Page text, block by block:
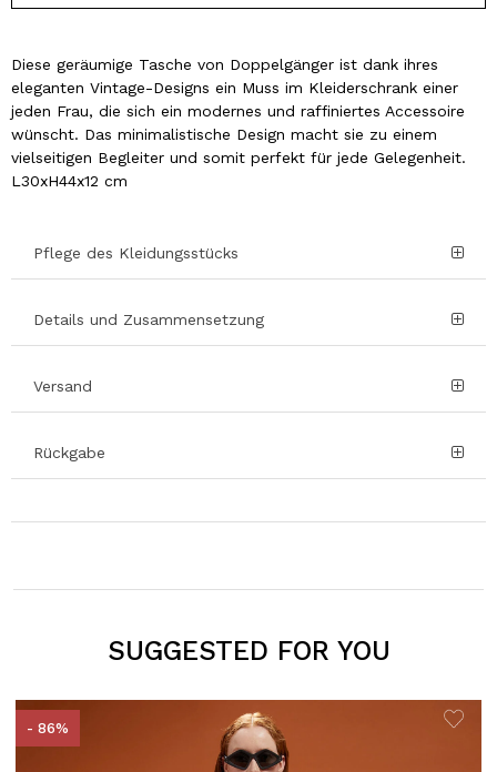
Diese geräumige Tasche von Doppelgänger ist dank ihres
eleganten Vintage-Designs ein Muss im Kleiderschrank einer
jeden Frau, die sich ein modernes und raffiniertes Accessoire
wünscht. Das minimalistische Design macht sie zu einem
vielseitigen Begleiter und somit perfekt für jede Gelegenheit.
L30xH44x12 cm
Pflege des Kleidungsstücks
Details und Zusammensetzung
Versand
Rückgabe
SUGGESTED FOR YOU
- 86%